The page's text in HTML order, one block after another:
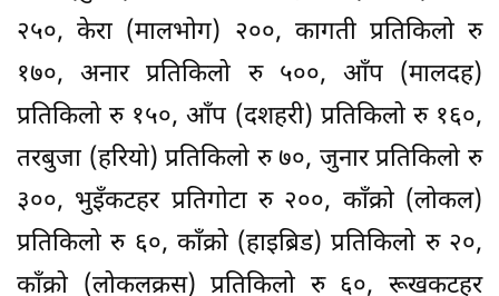
२५०, केरा (मालभोग) २००, कागती प्रतिकिलो रु
१७०, अनार प्रतिकिलो रु ५००, आँप (मालदह)
प्रतिकिलो रु १५०, आँप (दशहरी) प्रतिकिलो रु १६०,
तरबुजा (हरियो) प्रतिकिलो रु ७०, जुनार प्रतिकिलो रु
३००, भुइँकटहर प्रतिगोटा रु २००, काँक्रो (लोकल)
प्रतिकिलो रु ६०, काँक्रो (हाइब्रिड) प्रतिकिलो रु २०,
काँक्रो (लोकलक्रस) प्रतिकिलो रु ६०, रूखकटहर